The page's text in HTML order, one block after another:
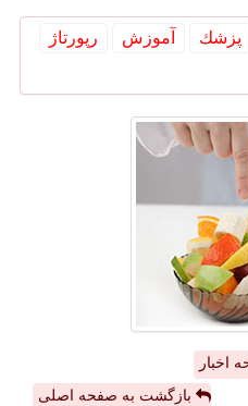
پزشك آموزش
رپورتاژ
اخبار
بازگشت به صفحه اصلی